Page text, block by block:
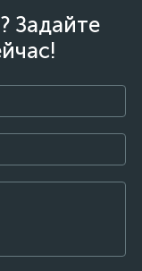
Задайте